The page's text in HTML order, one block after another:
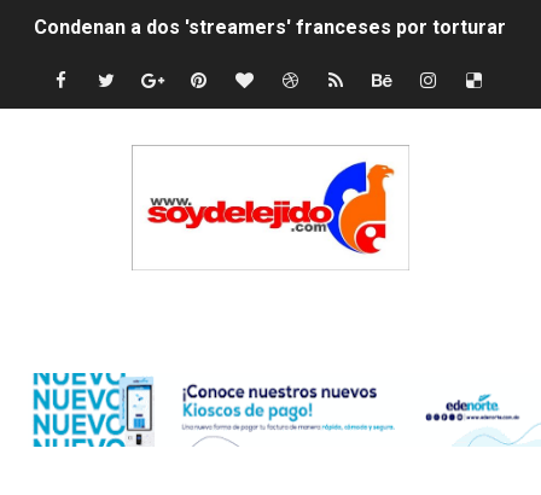
Condenan a dos 'streamers' franceses por torturar
Nuevo Código Penal: hasta 20 años de cárcel por
Tasa del dólar jueves 06 de agosto de 2026
Indomet pronostica temperaturas de hasta 35 °C para
Playas públicas y hoteles: ¿hasta dónde puede